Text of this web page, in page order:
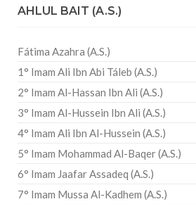
AHLUL BAIT (A.S.)
Fátima Azahra (A.S.)
1° Imam Ali Ibn Abi Táleb (A.S.)
2° Imam Al-Hassan Ibn Ali (A.S.)
3° Imam Al-Hussein Ibn Ali (A.S.)
4° Imam Ali Ibn Al-Hussein (A.S.)
5° Imam Mohammad Al-Baqer (A.S.)
6° Imam Jaafar Assadeq (A.S.)
7° Imam Mussa Al-Kadhem (A.S.)